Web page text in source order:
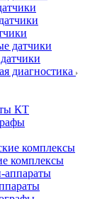
диагностика
КТ
комплексы